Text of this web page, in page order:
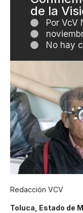
de la
Por VcV
No hay
Redacción VCV
Toluca, Estado de